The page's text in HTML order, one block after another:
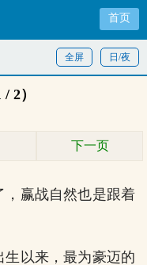
首页
日/夜
全屏
2）
下一页
，赢战自然也是跟着
生以来，最为豪迈的